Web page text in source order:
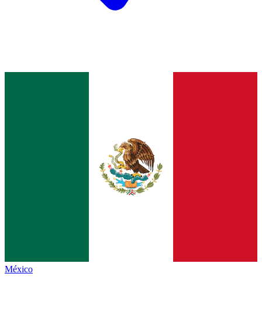
México